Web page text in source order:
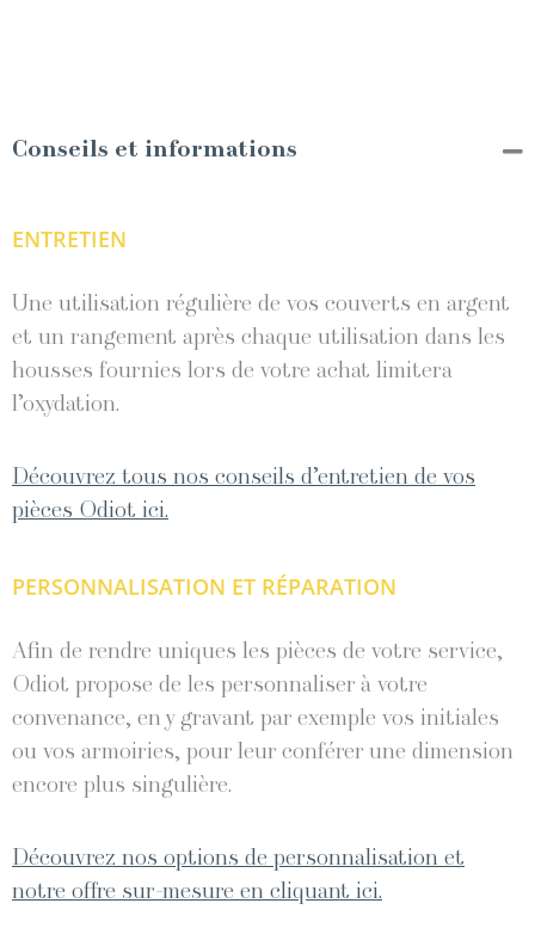
Conseils et informations
ENTRETIEN
Une utilisation régulière de vos couverts en argent
et un rangement après chaque utilisation dans les
housses fournies lors de votre achat limitera
l’oxydation.
Découvrez tous nos conseils d’entretien de vos
pièces Odiot ici.
PERSONNALISATION ET RÉPARATION
Afin de rendre uniques les pièces de votre service,
Odiot propose de les personnaliser à votre
convenance, en y gravant par exemple vos initiales
ou vos armoiries, pour leur conférer une dimension
encore plus singulière.
Découvrez nos options de personnalisation et
notre offre sur-mesure en cliquant ici.